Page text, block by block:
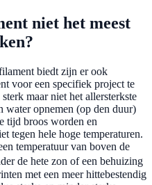
niet het meest
biedt zijn er ook
voor een specifiek project te
maar niet het allersterkste
water opnemen (op den duur)
tijd broos worden en
tegen hele hoge temperaturen.
temperatuur van boven de
de hete zon of een behuizing
met een meer hittebestendig